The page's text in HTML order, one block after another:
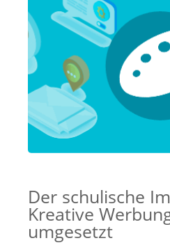
Der schulische
Kreative
umgesetzt